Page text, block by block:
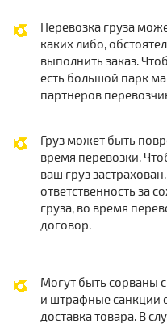
Перевозка груза
каких либо,
выполнить заказ.
есть большой парк
партнеров
Груз может быть
время перевозки.
ваш груз
ответственность за
груза, во время
договор.
Могут быть сорваны
и штрафные санкции
доставка товара. В